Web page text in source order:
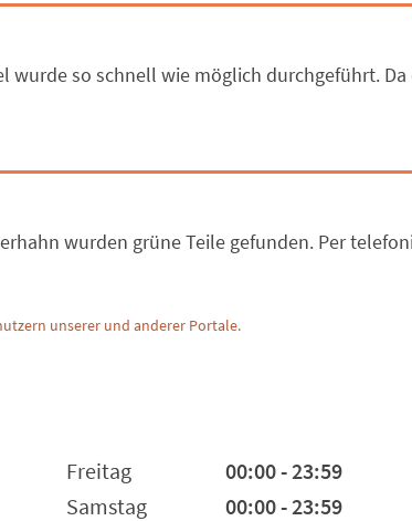
wurde so schnell wie möglich durchgeführt. Da
wurden grüne Teile gefunden. Per
unserer und anderer Portale.
Freitag
00:00 - 23:59
Samstag
00:00 - 23:59